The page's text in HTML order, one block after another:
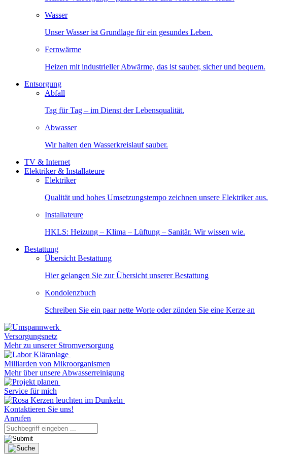
Wasser
Unser Wasser ist Grundlage für ein gesundes Leben.
Fernwärme
Heizen mit industrieller Abwärme, das ist sauber, sicher und bequem.
Entsorgung
Abfall
Tag für Tag – im Dienst der Lebensqualität.
Abwasser
Wir halten den Wasserkreislauf sauber.
TV & Internet
Elektriker & Installateure
Elektriker
Qualität und hohes Umsetzungstempo zeichnen unsere Elektriker aus.
Installateure
HKLS: Heizung – Klima – Lüftung – Sanitär. Wir wissen wie.
Bestattung
Übersicht Bestattung
Hier gelangen Sie zur Übersicht unserer Bestattung
Kondolenzbuch
Schreiben Sie ein paar nette Worte oder zünden Sie eine Kerze an
Versorgungsnetz
Mehr zu unserer Stromversorgung
Milliarden von Mikroorganismen
Mehr über unsere Abwasserreinigung
Service für mich
Kontaktieren Sie uns!
Anrufen